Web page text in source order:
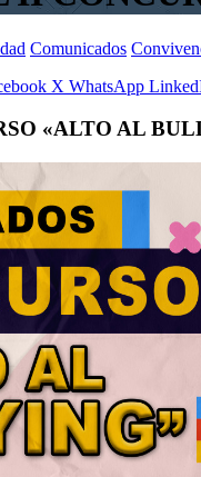
Comunicados
X WhatsApp
«ALTO AL